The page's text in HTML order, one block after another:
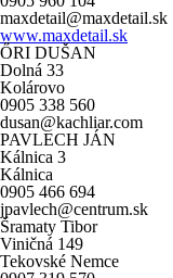
maxdetail@maxdetail.sk
www.maxdetail.sk
ŐRI DUŠAN
Dolná 33
Kolárovo
0905 338 560
dusan@kachliar.com
PAVLECH JÁN
Kálnica 3
Kálnica
0905 466 694
jpavlech@centrum.sk
Šramaty Tibor
Viničná 149
Tekovské Nemce